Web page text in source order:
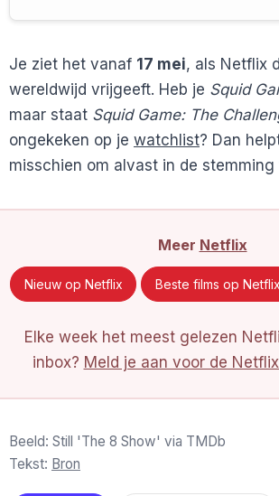
Je ziet het vanaf 17 mei, als Netflix
wereldwijd vrijgeeft. Heb je Squid
maar staat Squid Game: The
ongekeken op je watchlist? Dan
misschien om alvast in de stemming
Meer Netflix
Nieuw op Netflix Beste films op Netflix
Elke week het meest gelezen
inbox? Meld je aan voor de
Beeld: Still 'The 8 Show' via TMDb
Tekst: Bron